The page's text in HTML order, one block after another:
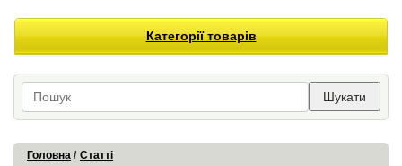
Категорії товарів
Шукати
Головна Статті